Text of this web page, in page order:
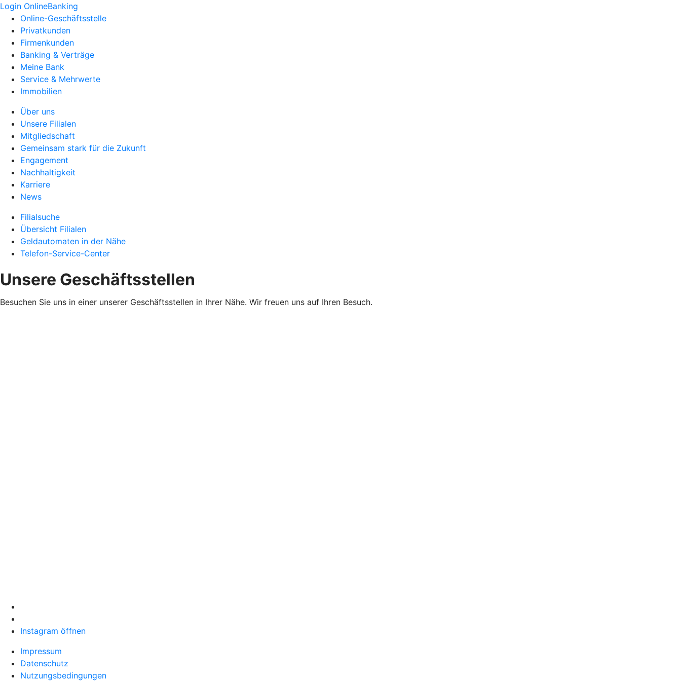
Login OnlineBanking
Online-Geschäftsstelle
Privatkunden
Firmenkunden
Banking & Verträge
Meine Bank
Service & Mehrwerte
Immobilien
Über uns
Unsere Filialen
Mitgliedschaft
Gemeinsam stark für die Zukunft
Engagement
Nachhaltigkeit
Karriere
News
Filialsuche
Übersicht Filialen
Geldautomaten in der Nähe
Telefon-Service-Center
Unsere Geschäftsstellen
Besuchen Sie uns in einer unserer Geschäftsstellen in Ihrer Nähe. Wir freuen uns auf Ihren Besuch.
Instagram öffnen
Impressum
Datenschutz
Nutzungsbedingungen